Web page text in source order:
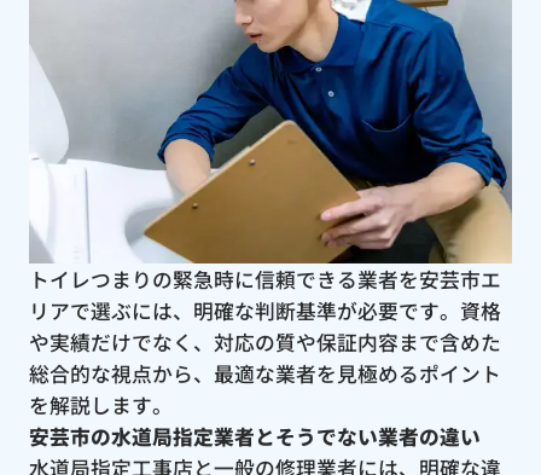
トイレつまりの緊急時に信頼できる業者を安芸市エ
リアで選ぶには、明確な判断基準が必要です。資格
や実績だけでなく、対応の質や保証内容まで含めた
総合的な視点から、最適な業者を見極めるポイント
を解説します。
安芸市の水道局指定業者とそうでない業者の違い
水道局指定工事店と一般の修理業者には、明確な違